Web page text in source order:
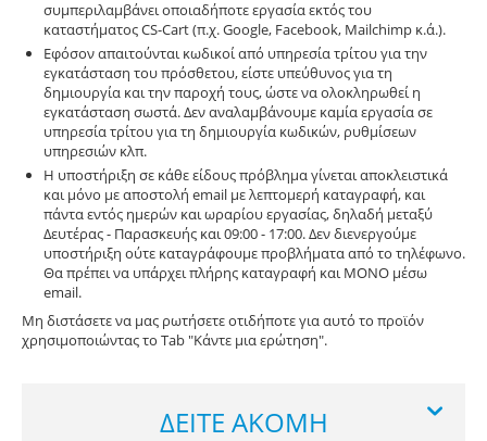
συμπεριλαμβάνει οποιαδήποτε εργασία εκτός του
καταστήματος CS-Cart (π.χ. Google, Facebook, Mailchimp κ.ά.).
Εφόσον απαιτούνται κωδικοί από υπηρεσία τρίτου για την
εγκατάσταση του πρόσθετου, είστε υπεύθυνος για τη
δημιουργία και την παροχή τους, ώστε να ολοκληρωθεί η
εγκατάσταση σωστά. Δεν αναλαμβάνουμε καμία εργασία σε
υπηρεσία τρίτου για τη δημιουργία κωδικών, ρυθμίσεων
υπηρεσιών κλπ.
Η υποστήριξη σε κάθε είδους πρόβλημα γίνεται αποκλειστικά
και μόνο με αποστολή email με λεπτομερή καταγραφή, και
πάντα εντός ημερών και ωραρίου εργασίας, δηλαδή μεταξύ
Δευτέρας - Παρασκευής και 09:00 - 17:00. Δεν διενεργούμε
υποστήριξη ούτε καταγράφουμε προβλήματα από το τηλέφωνο.
Θα πρέπει να υπάρχει πλήρης καταγραφή και ΜΟΝΟ μέσω
email.
Μη διστάσετε να μας ρωτήσετε οτιδήποτε για αυτό το προϊόν
χρησιμοποιώντας το Tab "Κάντε μια ερώτηση".
ΔΕΊΤΕ ΑΚΌΜΗ